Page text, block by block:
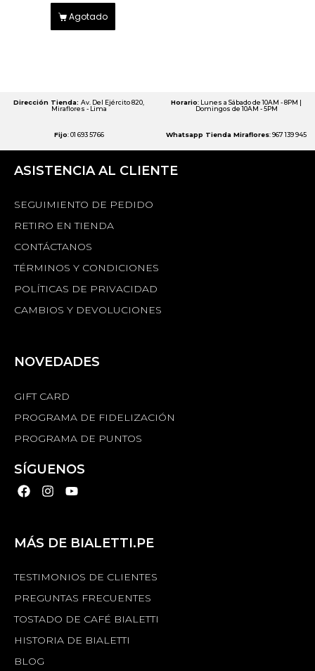
Agotado
Dirección Tienda: Av. Del Ejército 820,
Miraflores - Lima
Horario: Lunes a Sábado de 10AM - 8PM |
Domingos de 10AM - 5PM
Fijo: 01 693 5766 Whatsapp Tienda Miraflores: 967 139 945
ASISTENCIA AL CLIENTE
SEGUIMIENTO DE PEDIDO
RETIRO EN TIENDA
CONTÁCTANOS
TÉRMINOS Y CONDICIONES
POLÍTICAS DE PRIVACIDAD
CAMBIOS Y DEVOLUCIONES
NOVEDADES
GIFT CARD
PROGRAMA DE FIDELIZACIÓN
PROGRAMA DE PUNTOS
SÍGUENOS
MÁS DE BIALETTI.PE
TESTIMONIOS DE CLIENTES
PREGUNTAS FRECUENTES
TOSTADO DE CAFÉ BIALETTI
HISTORIA DE BIALETTI
BLOG